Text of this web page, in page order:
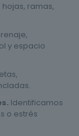
hojas, ramas,
y espacio
Identificamos
o estrés